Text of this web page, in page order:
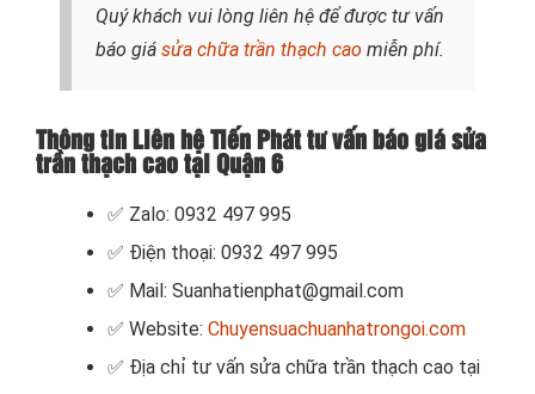
Quý khách vui lòng liên hệ để được tư vấn
báo giá sửa chữa trần thạch cao miễn phí.
Thông tin Liên hệ Tiến Phát tư vấn báo giá sửa
trần thạch cao tại Quận 6
✅ Zalo: 0932 497 995
✅ Điện thoại: 0932 497 995
✅ Mail: Suanhatienphat@gmail.com
✅ Website: Chuyensuachuanhatrongoi.com
✅ Địa chỉ tư vấn sửa chữa trần thạch cao tại